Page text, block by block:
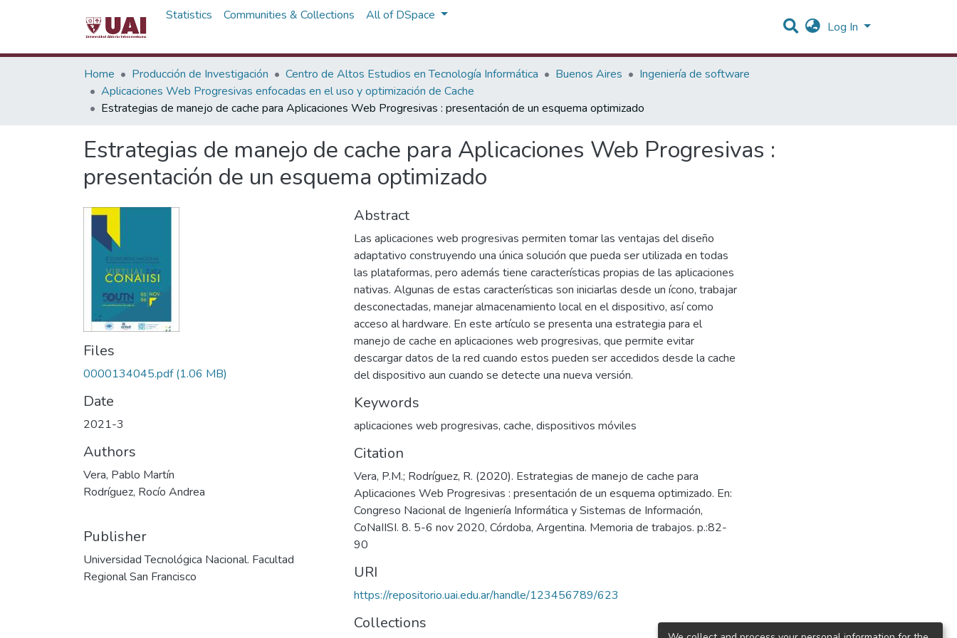
Statistics Communities & Collections All of DSpace
Log In
Home Producción de Investigación Centro de Altos Estudios en Tecnología Informática Buenos Aires
Ingeniería de software
Aplicaciones Web Progresivas enfocadas en el uso y optimización de Cache
Estrategias de manejo de cache para Aplicaciones Web Progresivas : presentación de un esquema optimizado
Estrategias de manejo de cache para Aplicaciones Web Progresivas :
presentación de un esquema optimizado
Files
0000134045.pdf (1.06 MB)
Date
2021-3
Authors
Vera, Pablo Martín
Rodríguez, Rocío Andrea
Publisher
Universidad Tecnológica Nacional. Facultad
Regional San Francisco
Abstract
Las aplicaciones web progresivas permiten tomar las ventajas del diseño
adaptativo construyendo una única solución que pueda ser utilizada en todas
las plataformas, pero además tiene características propias de las aplicaciones
nativas. Algunas de estas características son iniciarlas desde un ícono, trabajar
desconectadas, manejar almacenamiento local en el dispositivo, así como
acceso al hardware. En este artículo se presenta una estrategia para el
manejo de cache en aplicaciones web progresivas, que permite evitar
descargar datos de la red cuando estos pueden ser accedidos desde la cache
del dispositivo aun cuando se detecte una nueva versión.
Keywords
aplicaciones web progresivas, cache, dispositivos móviles
Citation
Vera, P.M.; Rodríguez, R. (2020). Estrategias de manejo de cache para
Aplicaciones Web Progresivas : presentación de un esquema optimizado. En:
Congreso Nacional de Ingeniería Informática y Sistemas de Información,
CoNaIISI. 8. 5-6 nov 2020, Córdoba, Argentina. Memoria de trabajos. p.:82-
90
URI
https://repositorio.uai.edu.ar/handle/123456789/623
Collections